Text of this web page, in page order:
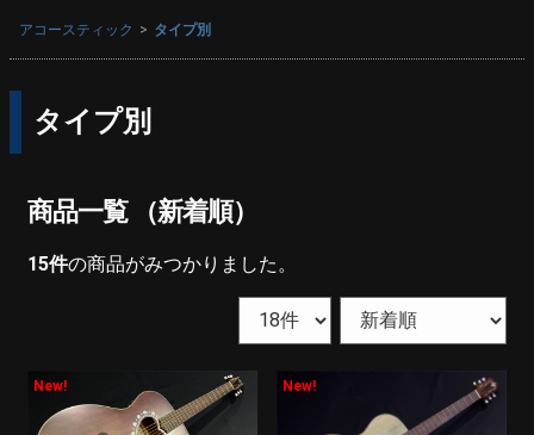
アコースティック タイプ別
タイプ別
商品一覧 （新着順）
15件の商品がみつかりました。
New! New!